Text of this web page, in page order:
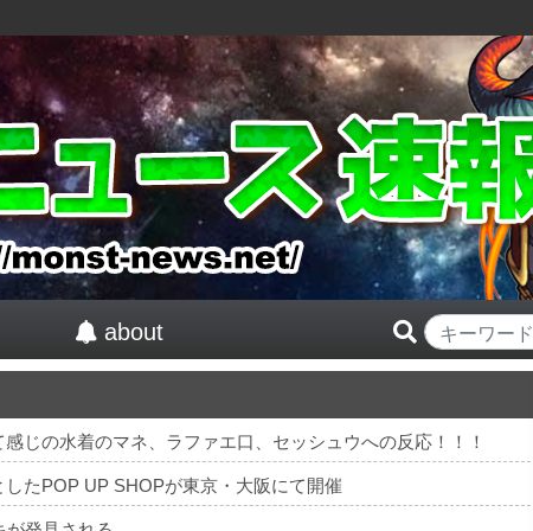
about
じの水着のマネ、ラファエ口、セッシュウへの反応！！！
たPOP UP SHOPが東京・大阪にて開催